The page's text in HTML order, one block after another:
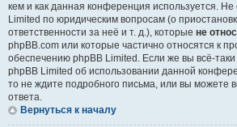
кем и как данная конференция используется.
Limited по юридическим вопросам (о
ответственности за неё и т. д.), которые не
phpBB.com или которые частично относятся к
обеспечению phpBB Limited. Если же вы всё-
phpBB Limited об использовании данной
то не ждите подробного письма, или вы можете
ответа.
Вернуться к началу